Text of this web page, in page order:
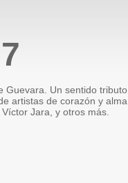
Guevara. Un sentido tributo
artistas de corazón y alma
Jara, y otros más.